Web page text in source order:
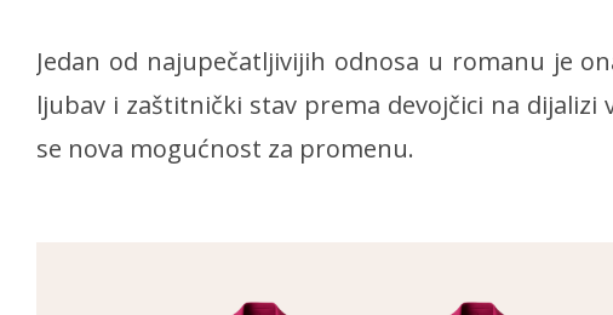
Jedan od najupečatljivijih odnosa u romanu je
ljubav i zaštitnički stav prema devojčici na
se nova mogućnost za promenu.